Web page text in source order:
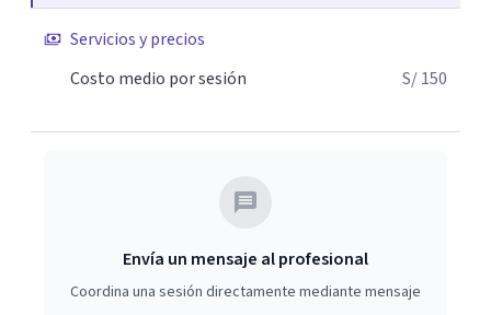
Servicios y precios
Costo medio por sesión
S/ 150
Envía un mensaje al profesional
Coordina una sesión directamente mediante mensaje